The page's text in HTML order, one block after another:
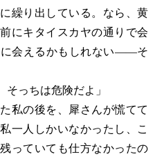
繰り出している。なら、黄
にキタイスカヤの通りで会
に会えるかもしれない――そ
そっちは危険だよ」
私の後を、犀さんが慌てて
一人しかいなかったし、こ
っていても仕方なかったの